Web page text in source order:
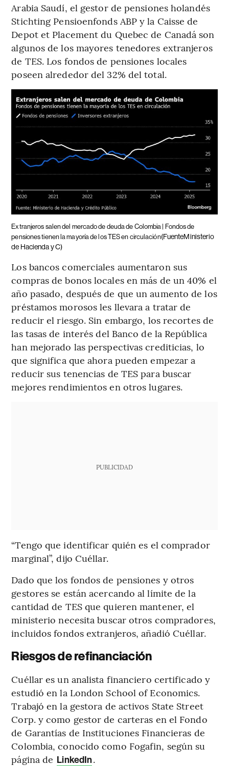
Arabia Saudí, el gestor de pensiones holandés
Stichting Pensioenfonds ABP y la Caisse de
Depot et Placement du Quebec de Canadá son
algunos de los mayores tenedores extranjeros
de TES. Los fondos de pensiones locales
poseen alrededor del 32% del total.
Extranjeros salen del mercado de deuda de Colombia | Fondos de
pensiones tienen la mayoría de los TES en circulación(FuenteMinisterio
de Hacienda y C)
Los bancos comerciales aumentaron sus
compras de bonos locales en más de un 40% el
año pasado, después de que un aumento de los
préstamos morosos les llevara a tratar de
reducir el riesgo. Sin embargo, los recortes de
las tasas de interés del Banco de la República
han mejorado las perspectivas crediticias, lo
que significa que ahora pueden empezar a
reducir sus tenencias de TES para buscar
mejores rendimientos en otros lugares.
PUBLICIDAD
“Tengo que identificar quién es el comprador
marginal”, dijo Cuéllar.
Dado que los fondos de pensiones y otros
gestores se están acercando al límite de la
cantidad de TES que quieren mantener, el
ministerio necesita buscar otros compradores,
incluidos fondos extranjeros, añadió Cuéllar.
Riesgos de refinanciación
Cuéllar es un analista financiero certificado y
estudió en la London School of Economics.
Trabajó en la gestora de activos State Street
Corp. y como gestor de carteras en el Fondo
de Garantías de Instituciones Financieras de
Colombia, conocido como Fogafin, según su
página de LinkedIn.